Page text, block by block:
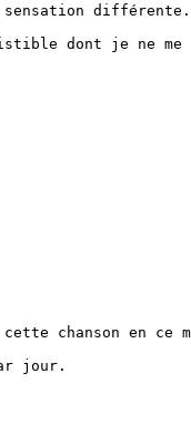
sensation différente.
dont je ne me
chanson en ce
jour.